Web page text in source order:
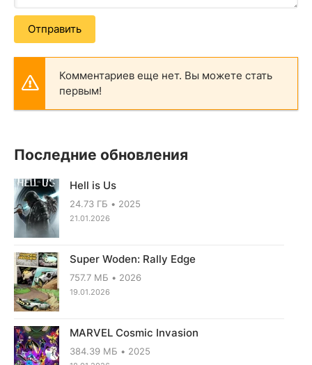
Отправить
Комментариев еще нет. Вы можете стать
первым!
Последние обновления
Hell is Us
24.73 ГБ 2025
21.01.2026
Super Woden: Rally Edge
757.7 МБ 2026
19.01.2026
MARVEL Cosmic Invasion
384.39 МБ 2025